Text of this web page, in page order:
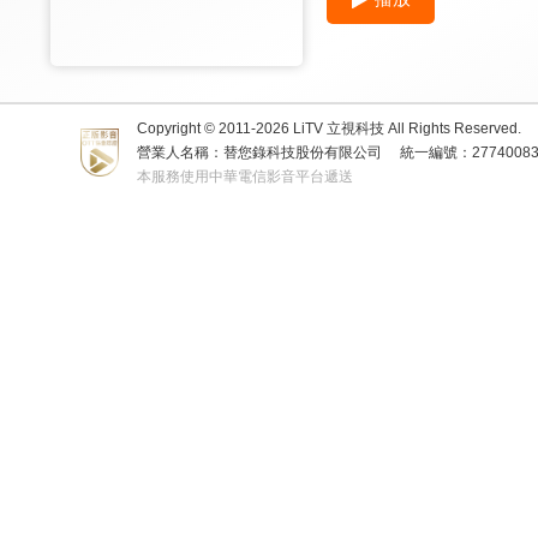
Copyright © 2011-2026 LiTV 立視科技 All Rights Reserved.
營業人名稱：替您錄科技股份有限公司
統一編號：
本服務使用中華電信影音平台遞送